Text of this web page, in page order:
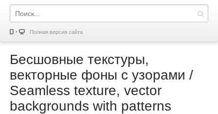
Полная версия сайта
Бесшовные текстуры,
векторные фоны с узорами /
Seamless texture, vector
backgrounds with patterns